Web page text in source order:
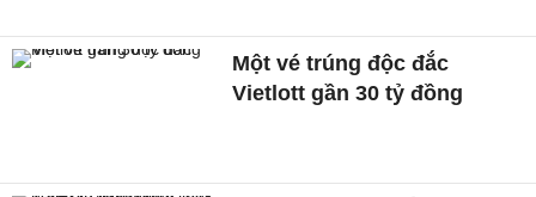
Một vé trúng độc đắc
Vietlott gần 30 tỷ đồng